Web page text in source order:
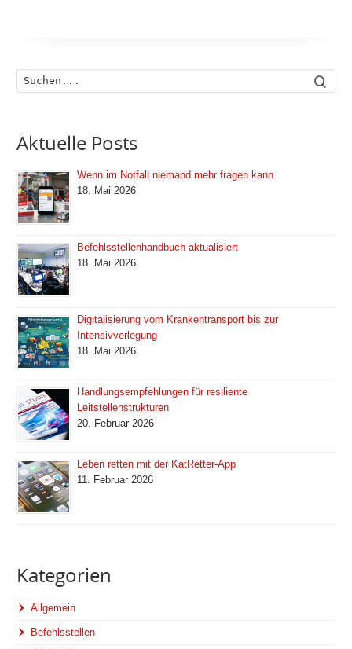
Aktuelle Posts
Wenn im Notfall niemand mehr fragen kann
18. Mai 2026
Befehlsstellenhandbuch aktualisiert
18. Mai 2026
Digitalisierung vom Krankentransport bis zur
Intensivverlegung
18. Mai 2026
Handlungsempfehlungen für resiliente
Leitstellenstrukturen
20. Februar 2026
Leben retten mit der KatRetter-App
11. Februar 2026
Kategorien
Allgemein
Befehlsstellen